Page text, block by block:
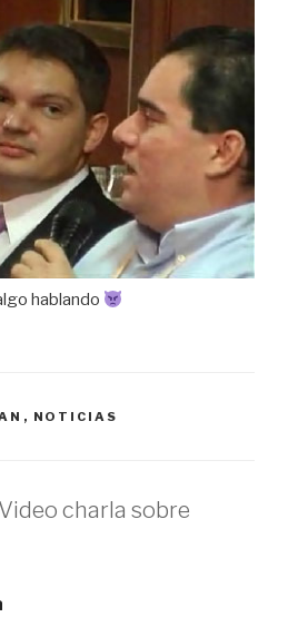
hablando
, NOTICIAS
charla sobre